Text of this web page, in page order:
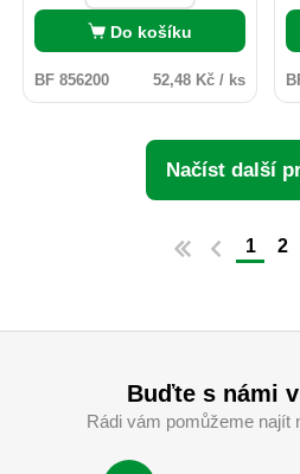
Do košíku
BF 856200 52,48 Kč / ks
Načíst další
1 2
Buďte s námi
Rádi vám pomůžeme najít